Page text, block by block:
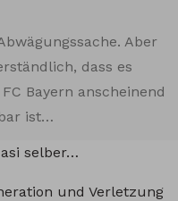
Aber
dass es
Bayern anscheinend
ist…
selber…
und Verletzung